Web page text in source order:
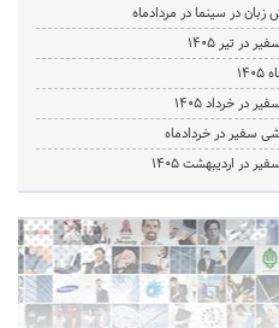
در سینما در مردادماه
تیر 1405
در خرداد 1405
سفیر در خردادماه
در اردیبهشت 1405